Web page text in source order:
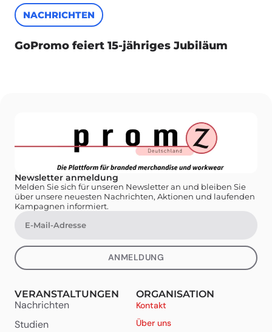
NACHRICHTEN
GoPromo feiert 15-jähriges Jubiläum
Newsletter anmeldung
Melden Sie sich für unseren Newsletter an und bleiben Sie
über unsere neuesten Nachrichten, Aktionen und laufenden
Kampagnen informiert.
ANMELDUNG
VERANSTALTUNGEN
Nachrichten
Studien
ORGANISATION
Kontakt
Über uns